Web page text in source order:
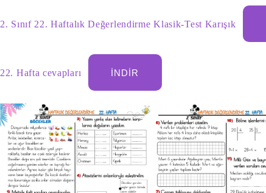
2. Sınıf 22. Haftalık Değerlendirme Klasik-Test Karışık
22. Hafta cevapları İNDIR